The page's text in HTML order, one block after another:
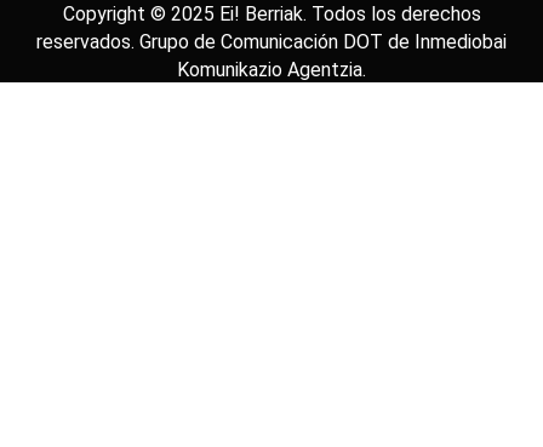
Copyright © 2025 Ei! Berriak. Todos los derechos
reservados. Grupo de Comunicación DOT de Inmediobai
Komunikazio Agentzia.